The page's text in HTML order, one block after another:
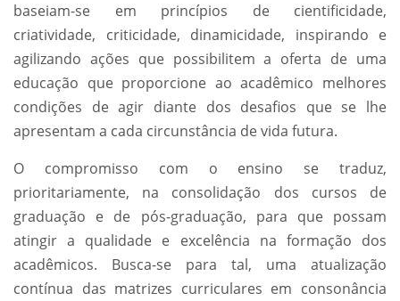
baseiam-se em princípios de cientificidade,
criatividade, criticidade, dinamicidade, inspirando e
agilizando ações que possibilitem a oferta de uma
educação que proporcione ao acadêmico melhores
condições de agir diante dos desafios que se lhe
apresentam a cada circunstância de vida futura.
O compromisso com o ensino se traduz,
prioritariamente, na consolidação dos cursos de
graduação e de pós-graduação, para que possam
atingir a qualidade e excelência na formação dos
acadêmicos. Busca-se para tal, uma atualização
contínua das matrizes curriculares em consonância